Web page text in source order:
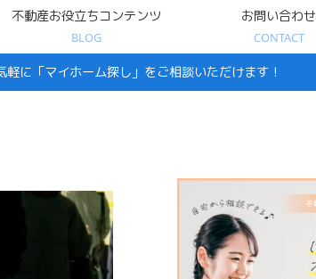
不動産お役立ちコンテンツ
BLOG
お問い合わせ
CONTACT
に「マイホーム探し」をご相談いただけます！